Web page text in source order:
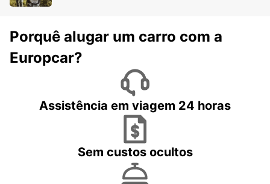
Porquê alugar um carro com a
Europcar?
Assistência em viagem 24 horas
Sem custos ocultos